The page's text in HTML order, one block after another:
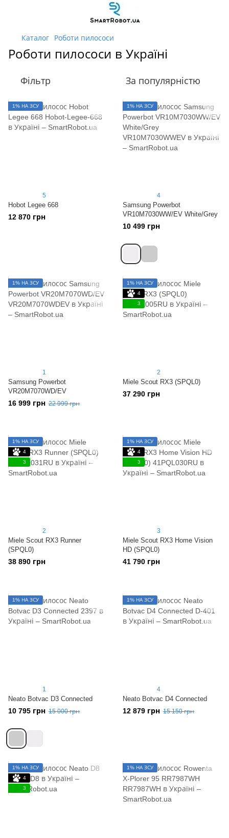
Каталог Роботи пилососи
Роботи пилососи в Україні
Фільтр За популярністю
1% НА ЗСУ
5
Hobot Legee 668
12 870 грн
1% НА ЗСУ
4
Samsung Powerbot
VR10M7030WW/EV White/Grey
10 499 грн
1% НА ЗСУ
1
Samsung Powerbot
VR20M7070WD/EV
16 999 грн 22 999 грн
1% НА ЗСУ
4
3
2
Miele Scout RX3 (SPQL0)
37 290 грн
1% НА ЗСУ
4
3
2
Miele Scout RX3 Runner
(SPQL0)
38 890 грн
1% НА ЗСУ
4
3
3
Miele Scout RX3 Home Vision
HD (SPQL0)
41 790 грн
1% НА ЗСУ
1
Neato Botvac D3 Connected
10 795 грн 15 000 грн
1% НА ЗСУ
4
Neato Botvac D4 Connected
12 879 грн 15 150 грн
1% НА ЗСУ
4
3
1% НА ЗСУ